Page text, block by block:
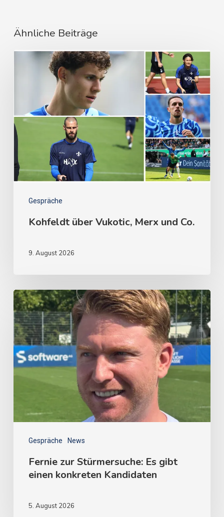
Ähnliche Beiträge
Gespräche
Kohfeldt über Vukotic, Merx und Co.
9. August 2026
Gespräche News
Fernie zur Stürmersuche: Es gibt
einen konkreten Kandidaten
5. August 2026